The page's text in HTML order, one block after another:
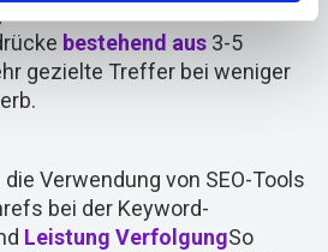
Tail-Schlüsselwörter
bestehend aus 3-5
gezielte Treffer bei weniger
Verwendung von SEO-Tools
bei der Keyword-
Leistung VerfolgungSo